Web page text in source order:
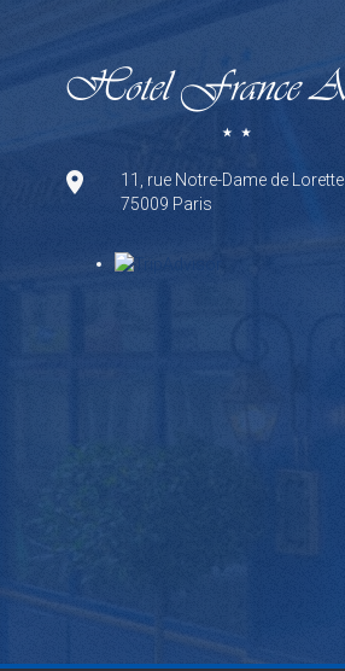
11, rue Notre-Dame de Lorette
75009 Paris